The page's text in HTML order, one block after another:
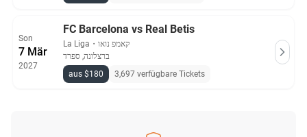
Son
7 Mär
2027
FC Barcelona vs Real Betis
La Liga ・ קאמפ נואו
ברצלונה, ספרד
aus $180
3,697 verfügbare Tickets